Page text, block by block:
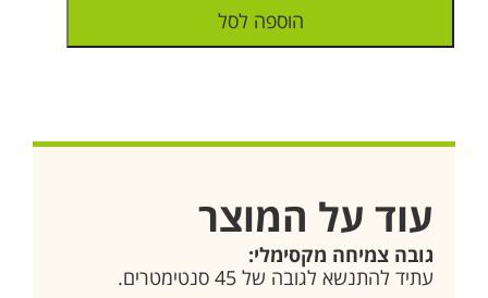
הוספה לסל
עוד על המוצר
גובה צמיחה מקסימלי:
עתיד להתנשא לגובה של 45 סנטימטרים.